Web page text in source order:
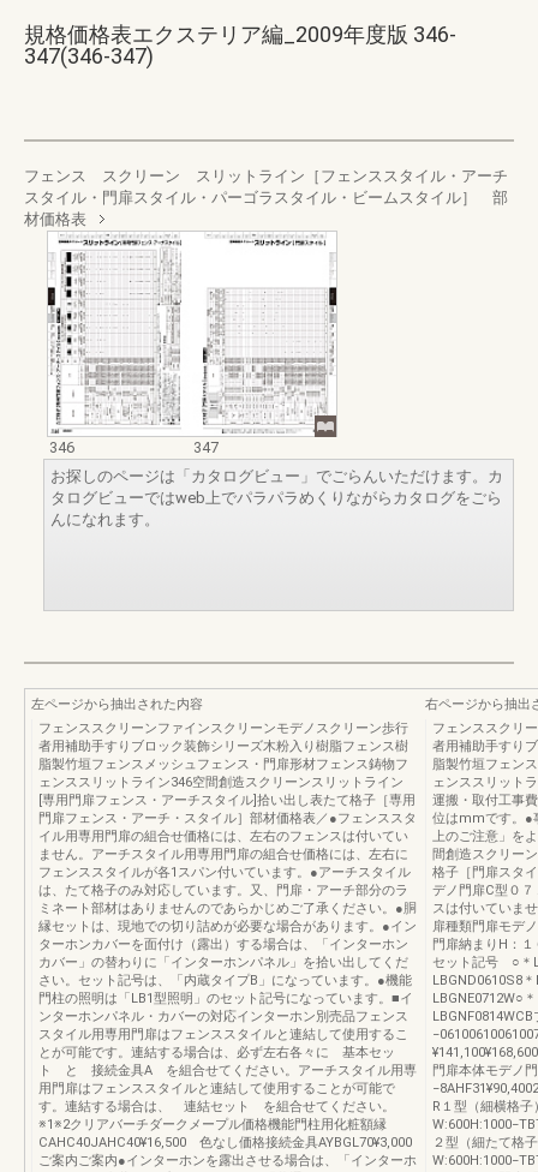
規格価格表エクステリア編_2009年度版 346-
347(346-347)
フェンス スクリーン スリットライン［フェンススタイル・アーチ
スタイル・門扉スタイル・パーゴラスタイル・ビームスタイル］ 部
材価格表
346
347
お探しのページは「カタログビュー」でごらんいただけます。カ
タログビューではweb上でパラパラめくりながらカタログをごら
んになれます。
左ページから抽出された内容
フェンススクリーンファインスクリーンモデノスクリーン歩行
者用補助手すりブロック装飾シリーズ木粉入り樹脂フェンス樹
脂製竹垣フェンスメッシュフェンス・門扉形材フェンス鋳物フ
ェンススリットライン346空間創造スクリーンスリットライン
[専用門扉フェンス・アーチスタイル]拾い出し表たて格子［専用
門扉フェンス・アーチ・スタイル］部材価格表／●フェンススタ
イル用専用門扉の組合せ価格には、左右のフェンスは付いてい
ません。アーチスタイル用専用門扉の組合せ価格には、左右に
フェンススタイルが各1スパン付いています。●アーチスタイル
は、たて格子のみ対応しています。又、門扉・アーチ部分のラ
ミネート部材はありませんのであらかじめご了承ください。●胴
縁セットは、現地での切り詰めが必要な場合があります。●イン
ターホンカバーを面付け（露出）する場合は、「インターホン
カバー」の替わりに「インターホンパネル」を拾い出してくだ
さい。セット記号は、「内蔵タイプB」になっています。●機能
門柱の照明は「LB1型照明」のセット記号になっています。■イ
ンターホンパネル・カバーの対応インターホン別売品フェンス
スタイル用専用門扉はフェンススタイルと連結して使用するこ
とが可能です。連結する場合は、必ず左右各々に 基本セッ
ト と 接続金具A を組合せてください。アーチスタイル用専
用門扉はフェンススタイルと連結して使用することが可能で
す。連結する場合は、 連結セット を組合せてください。
※1※2クリアバーチダークメープル価格機能門柱用化粧額縁
CAHC40JAHC40¥16,500 色なし価格接続金具AYBGL70¥3,000
ご案内ご案内●インターホンを露出させる場合は、「インターホ
右ページから抽出
フェンススクリ
者用補助手すり
脂製竹垣フェン
ェンススリット
運搬・取付工事
位はmmです。●
上のご注意」を
間創造スクリー
格子［門扉
デノ門扉C型
スは付いていま
扉種類門扉モデ
門扉納まりH：
セット記号 ○
LBGND0610S8
LBGNE0712W○
門扉本体モデノ
R１型（細横格子
２型（細たて格